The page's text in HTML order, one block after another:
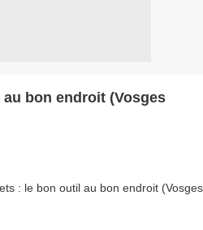
bon endroit (Vosges